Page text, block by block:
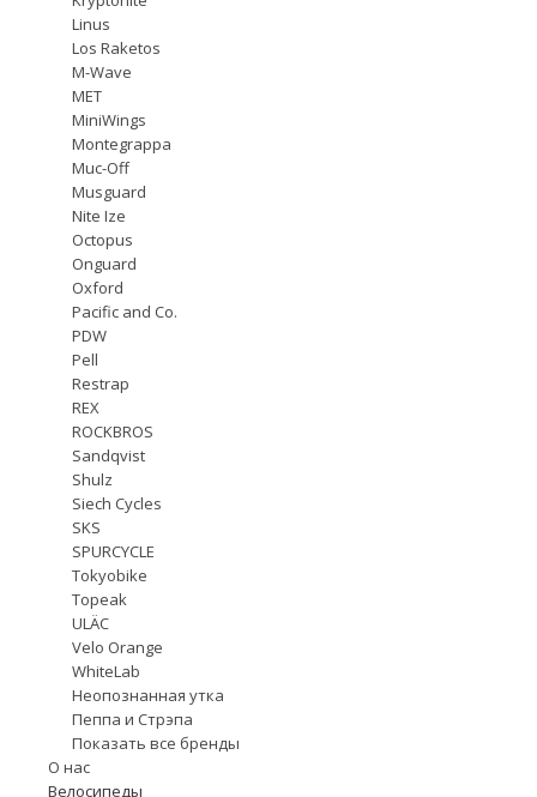
Linus
Los Raketos
M-Wave
MET
MiniWings
Montegrappa
Muc-Off
Musguard
Nite Ize
Octopus
Onguard
Oxford
Pacific and Co.
PDW
Pell
Restrap
REX
ROCKBROS
Sandqvist
Shulz
Siech Cycles
SKS
SPURCYCLE
Tokyobike
Topeak
ULÄC
Velo Orange
WhiteLab
Неопознанная утка
Пеппа и Стрэпа
Показать все бренды
О нас
Велосипеды